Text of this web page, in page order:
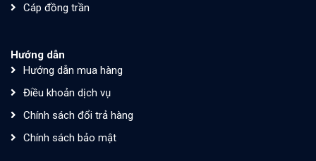
Cáp đồng trần
Hướng dẫn
Hướng dẫn mua hàng
Điều khoản dịch vụ
Chính sách đổi trả hàng
Chính sách bảo mật